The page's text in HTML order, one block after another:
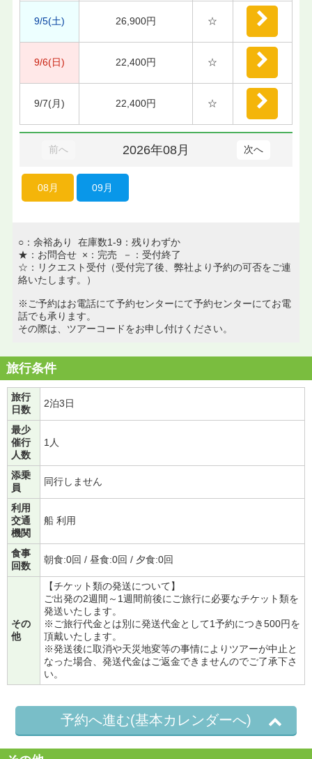
9/5(土) 26,900円 ☆
9/6(日) 22,400円 ☆
9/7(月) 22,400円 ☆
前へ 2026年08月 次へ
08月 09月
○：余裕あり 在庫数1-9：残りわずか
★：お問合せ ×：完売 －：受付終了
☆：リクエスト受付（受付完了後、弊社より予約の可否をご連
絡いたします。）
※ご予約はお電話にて予約センターにて予約センターにてお電
話でも承ります。
その際は、ツアーコードをお申し付けください。
旅行条件
旅行
日数
2泊3日
最少
催行
人数
1人
添乗
員
同行しません
利用
交通
機関
船 利用
食事
回数
朝食:0回 / 昼食:0回 / 夕食:0回
その
他
【チケット類の発送について】
ご出発の2週間～1週間前後にご旅行に必要なチケット類を
発送いたします。
※ご旅行代金とは別に発送代金として1予約につき500円を
頂戴いたします。
※発送後に取消や天災地変等の事情によりツアーが中止と
なった場合、発送代金はご返金できませんのでご了承下さ
い。
予約へ進む(基本カレンダーへ)